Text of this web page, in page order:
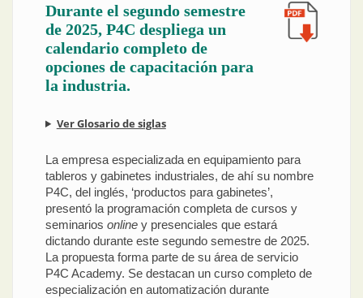
Durante el segundo semestre
de 2025, P4C despliega un
calendario completo de
opciones de capacitación para
la industria.
Ver Glosario de siglas
La empresa especializada en equipamiento para
tableros y gabinetes industriales, de ahí su nombre
P4C, del inglés, ‘productos para gabinetes’,
presentó la programación completa de cursos y
seminarios online y presenciales que estará
dictando durante este segundo semestre de 2025.
La propuesta forma parte de su área de servicio
P4C Academy. Se destacan un curso completo de
especialización en automatización durante